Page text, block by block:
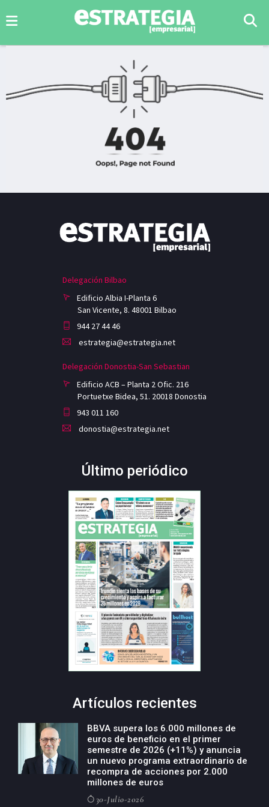
Delegación Bilbao
Edificio Albia I-Planta 6
San Vicente, 8. 48001 Bilbao
944 27 44 46
estrategia@estrategia.net
Delegación Donostia-San Sebastian
Edificio ACB – Planta 2 Ofic. 216
Portuetxe Bidea, 51. 20018 Donostia
943 011 160
donostia@estrategia.net
Último periódico
Artículos recientes
BBVA supera los 6.000 millones de
euros de beneficio en el primer
semestre de 2026 (+11%) y anuncia
un nuevo programa extraordinario de
recompra de acciones por 2.000
millones de euros
30-Julio-2026